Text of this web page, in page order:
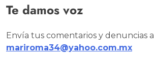
Te damos voz
Envía tus comentarios y denuncias a
mariroma34@yahoo.com.mx